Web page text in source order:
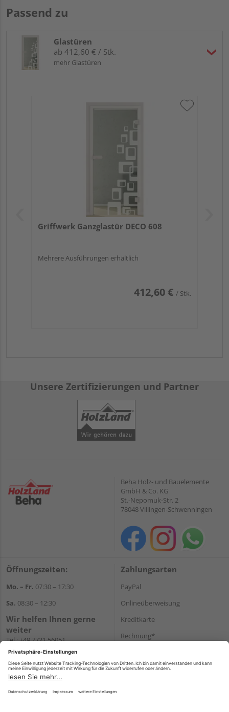
Passend zu
Glastüren
ab 412,60 € / Stk.
mehr Glastüren
Griffwerk Ganzglastür DECO 608
Mehrere Ausführungen erhältlich
412,60 € / Stk.
Unsere Zertifizierungen und Partner
Beha Holz- und Bauelemente
GmbH & Co. KG
St.-Nepomuk-Str. 2
78048 Villingen-Schwenningen
Öffnungszeiten:
Mo. – Fr. 07:30 – 17:30
Sa. 08:30 – 12:30
Wir helfen Ihnen gerne
weiter
Tel.:+49 7721 56051
E-Mail:onlineshop@holzland-
WhatsApp
Zahlungsarten
PayPal
Onlineüberweisung
Kreditkarte
Rechnung*
Versand